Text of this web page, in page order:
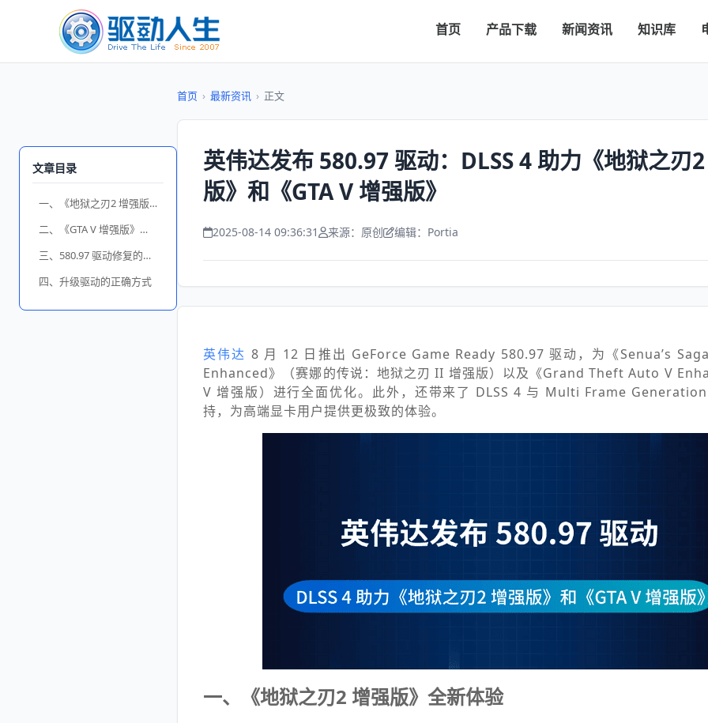
首页 产品下载 新闻资讯 知识库
文章目录
一、《地狱之刃2 增强版》全新体验
二、《GTA V 增强版》光追全面升级
三、580.97 驱动修复的问题
四、升级驱动的正确方式
首页 › 最新资讯 › 正文
英伟达发布 580.97 驱动：DLSS 4 助力《地狱之刃
版》和《GTA V 增强版》
2025-08-14 09:36:31 来源：原创 编辑：Portia
英伟达 8 月 12 日推出 GeForce Game Ready 580.97 驱动，为《Senua’s
Enhanced》（赛娜的传说：地狱之刃 II 增强版）以及《Grand Theft Auto V
V 增强版）进行全面优化。此外，还带来了 DLSS 4 与 Multi Frame
持，为高端显卡用户提供更极致的体验。
一、《地狱之刃2 增强版》全新体验